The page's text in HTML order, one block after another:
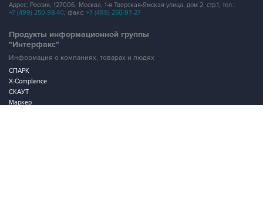
Адрес: Россия, 127006, Москва, 1-я Тверская-Ямская улица, дом 2, стр.1, тел.:
+7 (499) 250-98-40, факс: +7 (499) 250-97-27
Продукты информационной группы
"Интерфакс"
Информация о компаниях, товарах и людях
СПАРК
X-Compliance
СКАУТ
Маркер